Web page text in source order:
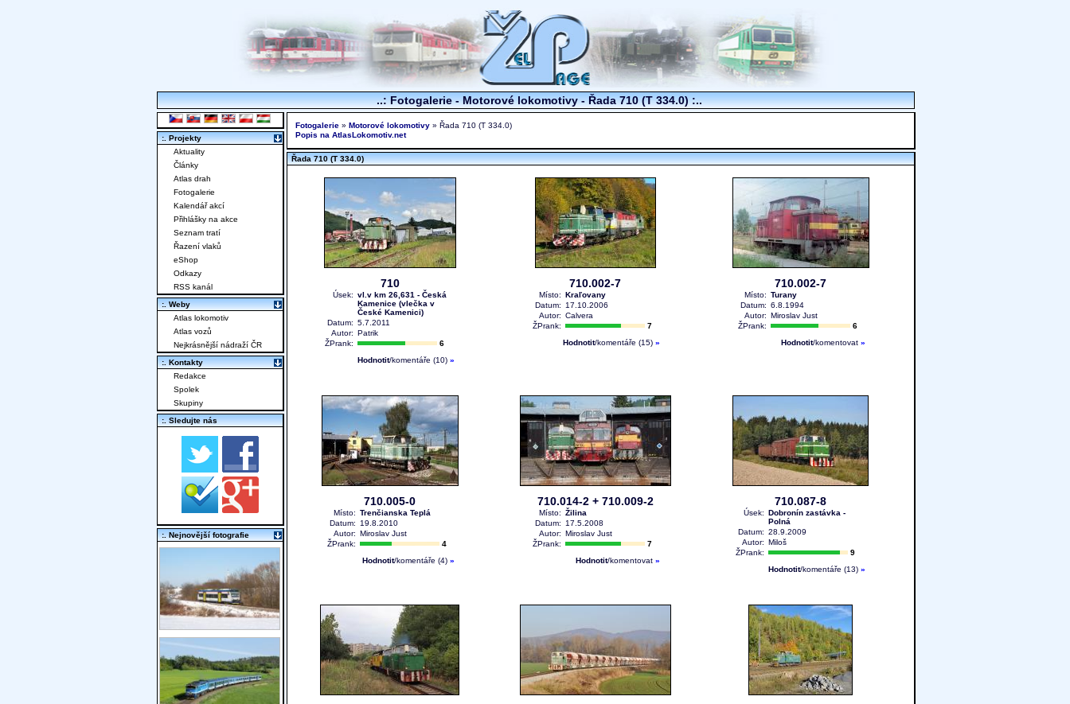
..: Fotogalerie - Motorové lokomotivy - Řada 710 (T 334.0) :..
Fotogalerie » Motorové lokomotivy » Řada 710 (T 334.0)
Popis na AtlasLokomotiv.net
Řada 710 (T 334.0)
710
Úsek: vl.v km 26,631 - Česká
Kamenice (vlečka v
České Kamenici)
Datum: 5.7.2011
Autor:
Patrik
ŽPrank:
6
Hodnotit/komentáře (10)»
710.002-7
Místo:
Kraľovany
Datum: 17.10.2006
Autor: Calvera
ŽPrank:
7
Hodnotit/komentáře (15)»
710.002-7
Místo: Turany
Datum: 6.8.1994
Autor:
Miroslav Just
ŽPrank:
6
Hodnotit/komentovat»
710.005-0
Místo: Trenčianska Teplá
Datum: 19.8.2010
Autor:
Miroslav Just
ŽPrank:
4
Hodnotit/komentáře (4)»
710.014-2 + 710.009-2
Místo: Žilina
Datum: 17.5.2008
Autor:
Miroslav Just
ŽPrank:
7
Hodnotit/komentovat»
710.087-8
Úsek:
Dobronín zastávka -
Polná
Datum: 28.9.2009
Autor:
Miloš
ŽPrank:
9
Hodnotit/komentáře (13)»
:. Projekty
Aktuality
Články
Atlas drah
Fotogalerie
Kalendář akcí
Přihlášky na akce
Seznam tratí
Řazení vlaků
eShop
Odkazy
RSS kanál
:. Weby
Atlas lokomotiv
Atlas vozů
Nejkrásnější nádraží ČR
:. Kontakty
Redakce
Spolek
Skupiny
:. Sledujte nás
:. Nejnovější fotografie